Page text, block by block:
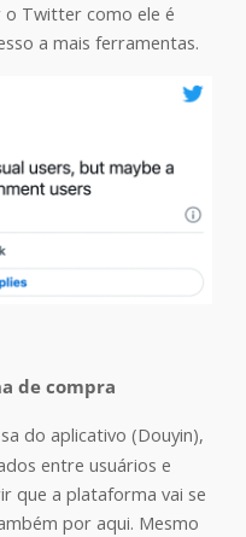
o Twitter como ele é
a mais ferramentas.
de compra
do aplicativo (Douyin),
entre usuários e
que a plataforma vai se
por aqui. Mesmo